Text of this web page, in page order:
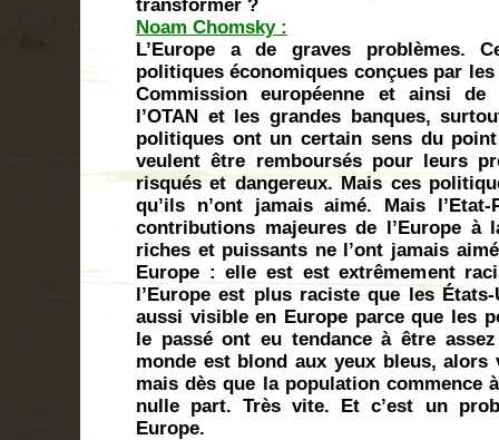
Noam Chomsky :
L’Europe a de graves problèmes.
politiques économiques conçues par
Commission européenne et ainsi
l’OTAN et les grandes banques,
politiques ont un certain sens du
veulent être remboursés pour leurs
risqués et dangereux. Mais ces
qu’ils n’ont jamais aimé. Mais
contributions majeures de l’Europe à
riches et puissants ne l’ont jamais
Europe : elle est est extrêmement
l’Europe est plus raciste que les
aussi visible en Europe parce que les
le passé ont eu tendance à être
monde est blond aux yeux bleus, alors
mais dès que la population commence
nulle part. Très vite. Et c’est un
Europe.